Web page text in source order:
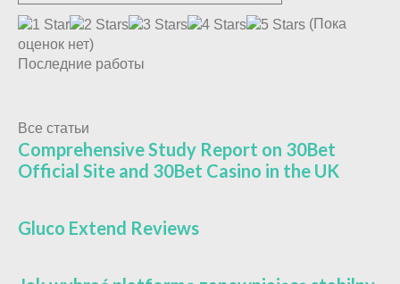
(Пока
оценок нет)
Последние работы
Все статьи
Comprehensive Study Report on 30Bet
Official Site and 30Bet Casino in the UK
Gluco Extend Reviews